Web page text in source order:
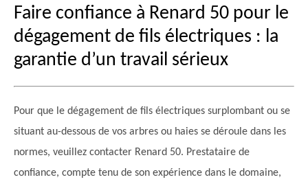
Faire confiance à Renard 50 pour le
dégagement de fils électriques : la
garantie d’un travail sérieux
Pour que le dégagement de fils électriques surplombant ou se
situant au-dessous de vos arbres ou haies se déroule dans les
normes, veuillez contacter Renard 50. Prestataire de
confiance, compte tenu de son expérience dans le domaine,